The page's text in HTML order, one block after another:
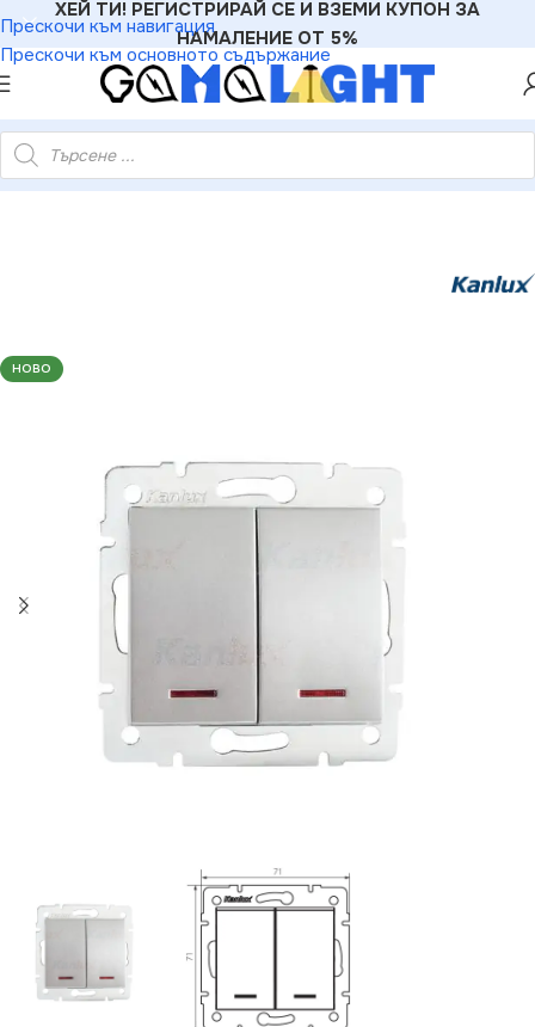
Прескочи към навигация
Прескочи към основното съдържание
ХЕЙ ТИ! РЕГИСТРИРАЙ СЕ И ВЗЕМИ КУПОН ЗА
НАМАЛЕНИЕ ОТ 5%
Ключове»Kanlux 25189 Двоен електрически ключ LED LOGI
НОВО